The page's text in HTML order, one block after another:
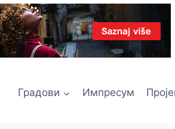
Градови Импресум